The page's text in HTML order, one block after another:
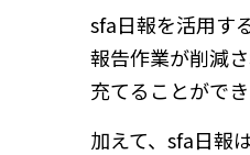
sfa日報を活用す
報告作業が削減
充てることがで
加えて、sfa日報